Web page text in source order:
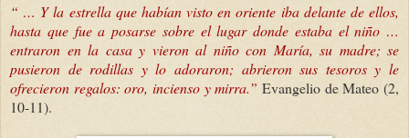
“ … Y la estrella que habían visto en oriente iba delante de ellos,
hasta que fue a posarse sobre el lugar donde estaba el niño …
entraron en la casa y vieron al niño con María, su madre; se
pusieron de rodillas y lo adoraron; abrieron sus tesoros y le
ofrecieron regalos: oro, incienso y mirra.” Evangelio de Mateo (2,
10-11).